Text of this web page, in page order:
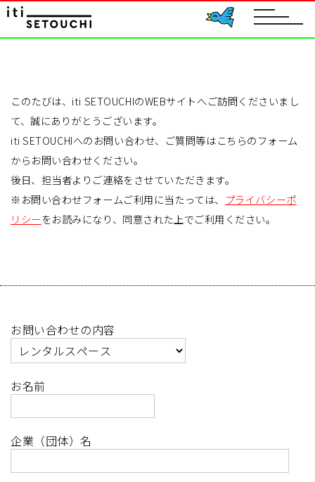
toggle
このたびは、iti SETOUCHIのWEBサイトへご訪問くださいまし
て、誠にありがとうございます。
iti SETOUCHIへのお問い合わせ、ご質問等はこちらのフォーム
からお問い合わせください。
後日、担当者よりご連絡をさせていただきます。
※お問い合わせフォームご利用に当たっては、
プライバシーポ
リシーをお読みになり、同意された上でご利用ください。
お問い合わせの内容
お名前
企業（団体）名